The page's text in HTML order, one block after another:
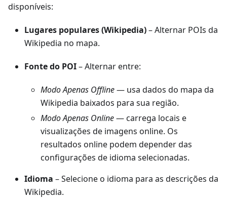
disponíveis:
Lugares populares (Wikipedia)– Alternar POIs da
Wikipedia no mapa.
Fonte do POI– Alternar entre:
Modo Apenas Offline— usa dados do mapa da
Wikipedia baixados para sua região.
Modo Apenas Online— carrega locais e
visualizações de imagens online. Os
resultados online podem depender das
configurações de idioma selecionadas.
Idioma – Selecione o idioma para as descrições da
Wikipedia.